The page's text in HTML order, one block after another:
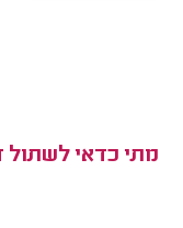
מתי כדאי